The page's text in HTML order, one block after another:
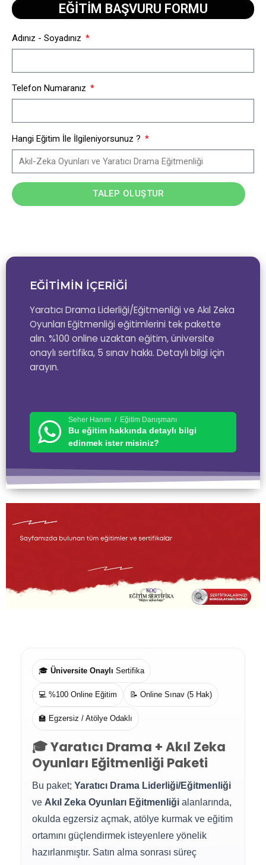
EĞİTİMİN İÇERİĞİ
Yaratıcı Drama Liderliği/Eğitmenliği ve Akıl Zeka
Oyunları Eğitmenliği eğitimlerini tek pakette
alın. %100 online uzaktan eğitim, üniversite
onaylı sertifika, 5 sınav hakkı. Detaylı bilgi için
arayın.
Seher Hanım / Eğitim Danışmanı
Bu eğitim hakkında detaylı bilgi
edinmek ister misiniz?
🎓 Üniversite Onaylı Sertifika
💻 %100 Online Eğitim 📝 Online Sınav (5 Hak)
🏫 Egzersiz / Atölye Odaklı
🎓 Yaratıcı Drama + Akıl Zeka
Oyunları Eğitmenliği Paketi
Bu paket; Yaratıcı Drama Liderliği/Eğitmenliği
ve Akıl Zeka Oyunları Eğitmenliği alanlarında,
okulda egzersiz açmak, atölye kurmak ve eğitim
ortamını güçlendirmek isteyenlere yönelik
hazırlanmıştır. Satın alma sonrası süreç
EĞİTİM BAŞVURU FORMU​
Adınız - Soyadınız
Telefon Numaranız
Hangi Eğitim İle İlgileniyorsunuz ?
TALEP OLUŞTUR